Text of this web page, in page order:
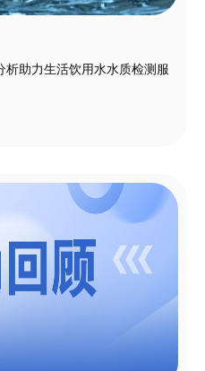
助力生活饮用水水质检测服